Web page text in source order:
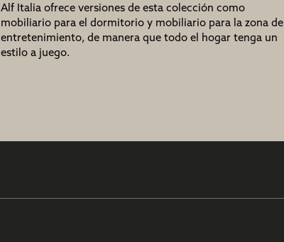
Alf Italia ofrece versiones de esta colección como
mobiliario para el dormitorio y mobiliario para la zona de
entretenimiento, de manera que todo el hogar tenga un
estilo a juego.